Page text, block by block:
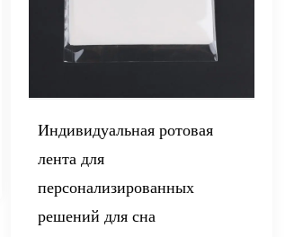
Индивидуальная ротовая
лента для
персонализированных
решений для сна